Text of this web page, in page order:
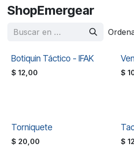
ShopEmergear
Botiquin Táctico - IFAK
$ 12,00 $
Torniquete
$ 20,00 $